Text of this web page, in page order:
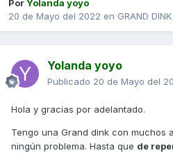
PorYolanda yoyo
20 de Mayo del 2022 en GRAND
Yolanda yoyo
Publicado 20 de Mayo del
Hola y gracias por adelantado.
Tengo una Grand dink con muchos
ningún problema. Hasta que de